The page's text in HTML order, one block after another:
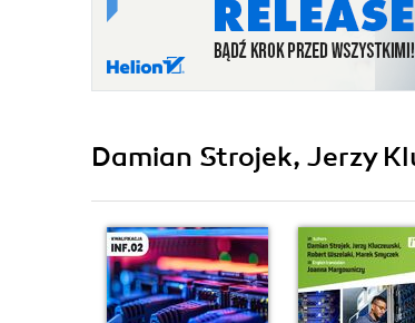
Damian Strojek, Jerzy